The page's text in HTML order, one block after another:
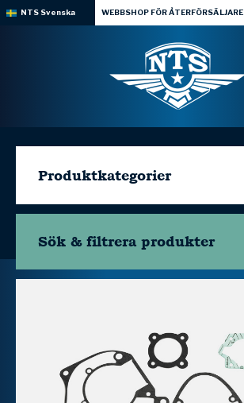
NTS Svenska WEBBSHOP FÖR ÅTERFÖRSÄLJARE
Produktkategorier
Sök & filtrera produkter